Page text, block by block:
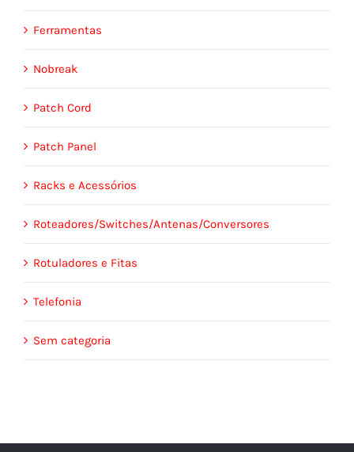
Ferramentas
Nobreak
Patch Cord
Patch Panel
Racks e Acessórios
Roteadores/Switches/Antenas/Conversores
Rotuladores e Fitas
Telefonia
Sem categoria